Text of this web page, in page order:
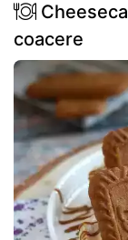
coacere